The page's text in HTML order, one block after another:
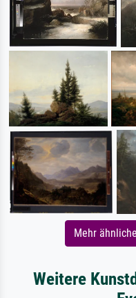
Mehr
Weitere